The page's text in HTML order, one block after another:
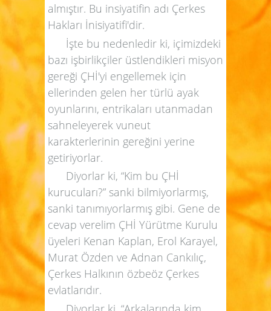
almıştır. Bu insiyatifin adı Çerkes
Hakları İnisiyatifi'dir.
İşte bu nedenledir ki, içimizdeki
bazı işbirlikçiler üstlendikleri misyon
gereği ÇHİ'yi engellemek için
ellerinden gelen her türlü ayak
oyunlarını, entrikaları utanmadan
sahneleyerek vuneut
karakterlerinin gereğini yerine
getiriyorlar.
Diyorlar ki, “Kim bu ÇHİ
kurucuları?” sanki bilmiyorlarmış,
sanki tanımıyorlarmış gibi. Gene de
cevap verelim ÇHİ Yürütme Kurulu
üyeleri Kenan Kaplan, Erol Karayel,
Murat Özden ve Adnan Cankılıç,
Çerkes Halkının özbeöz Çerkes
evlatlarıdır.